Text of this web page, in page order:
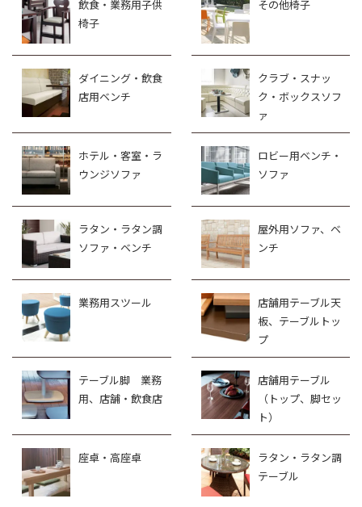
飲食・業務用子供
椅子
その他椅子
ダイニング・飲食
店用ベンチ
クラブ・スナッ
ク・ボックスソフ
ァ
ホテル・客室・ラ
ウンジソファ
ロビー用ベンチ・
ソファ
ラタン・ラタン調
ソファ・ベンチ
屋外用ソファ、ベ
ンチ
業務用スツール
店舗用テーブル天
板、テーブルトッ
プ
テーブル脚 業務
用、店舗・飲食店
店舗用テーブル
（トップ、脚セッ
ト）
座卓・高座卓
ラタン・ラタン調
テーブル